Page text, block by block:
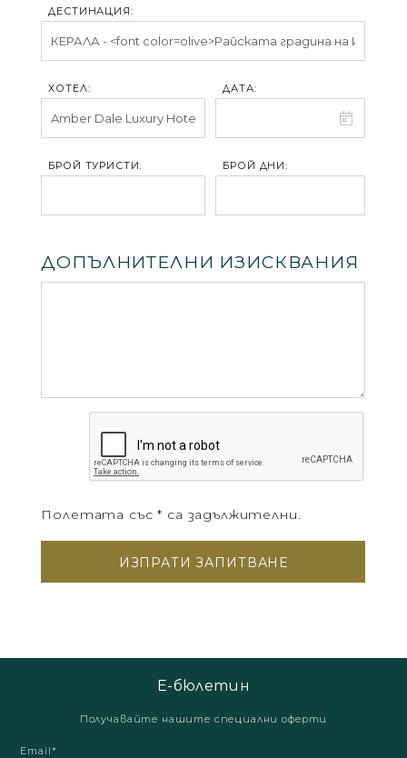
ДЕСТИНАЦИЯ:
ХОТЕЛ: ДАТА:
БРОЙ ТУРИСТИ: БРОЙ ДНИ:
ДОПЪЛНИТЕЛНИ ИЗИСКВАНИЯ
Полетата със * са задължителни.
Е-бюлетин
Получавайте нашите специални оферти
Email*